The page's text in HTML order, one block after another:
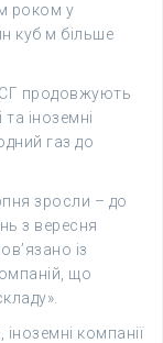
роком у
куб м більше
продовжують
іноземні
газ до
зросли – до
з вересня
із
що
компанії